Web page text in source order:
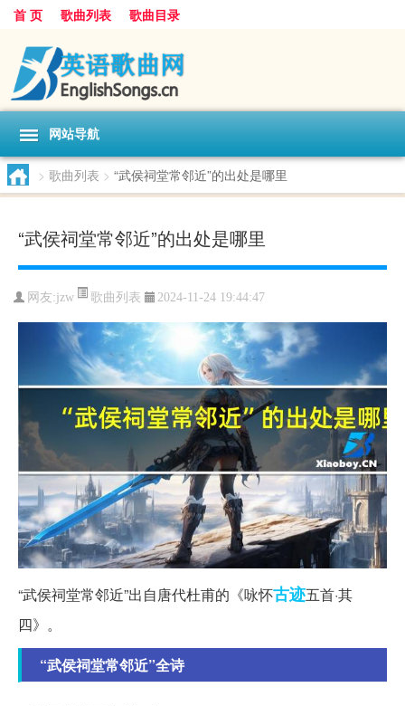
首 页 歌曲列表 歌曲目录
网站导航
> 歌曲列表 > “武侯祠堂常邻近”的出处是哪里
“武侯祠堂常邻近”的出处是哪里
网友:jzw 歌曲列表 2024-11-24 19:44:47
“武侯祠堂常邻近”出自唐代杜甫的《咏怀古迹五首·其
四》。
“武侯祠堂常邻近”全诗